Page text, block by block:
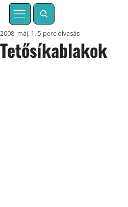
Tetősíkablakok
2008. máj. 1. 5 perc olvasás